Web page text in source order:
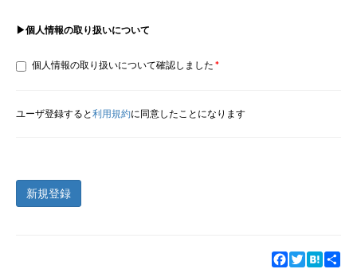
▶個人情報の取り扱いについて
個人情報の取り扱いについて確認しました
ユーザ登録すると利用規約に同意したことになります
新規登録
Facebook
TwitterHatena